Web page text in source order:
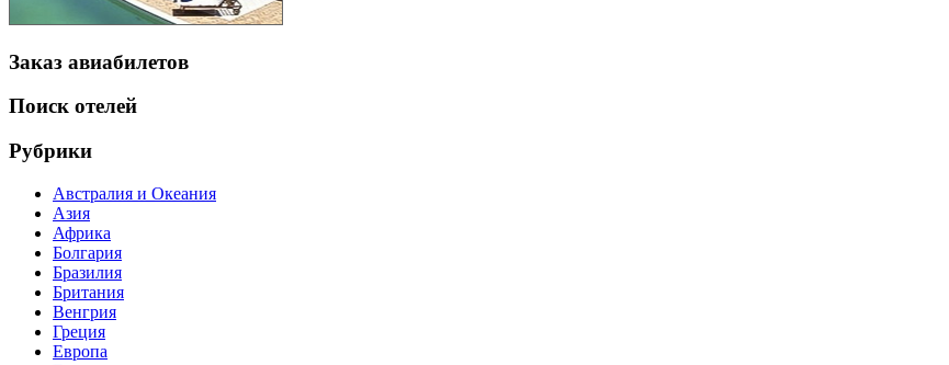
Заказ авиабилетов
Поиск отелей
Рубрики
Австралия и Океания
Азия
Африка
Болгария
Бразилия
Британия
Венгрия
Греция
Европа